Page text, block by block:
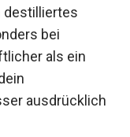
destilliertes
bei
als ein
ausdrücklich